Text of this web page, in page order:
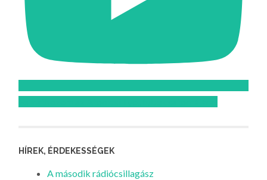
HÍREK, ÉRDEKESSÉGEK
A második rádiócsillagász